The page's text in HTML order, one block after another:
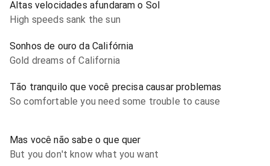
Altas velocidades afundaram o Sol
High speeds sank the sun
Sonhos de ouro da Califórnia
Gold dreams of California
Tão tranquilo que você precisa causar problemas
So comfortable you need some trouble to cause
Mas você não sabe o que quer
But you don't know what you want